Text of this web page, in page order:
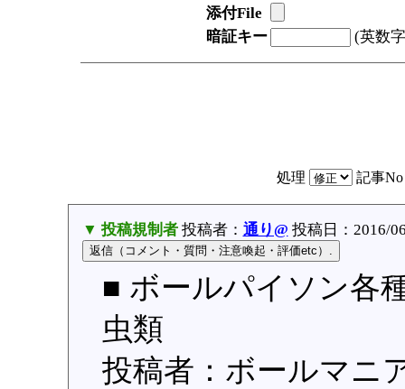
添付File
暗証キー
(英数
処理 記事
▼ 投稿規制者投稿者： 通り@ 投稿日：2016/
■ ボールパイソン各
虫類
投稿者：ボールマニ